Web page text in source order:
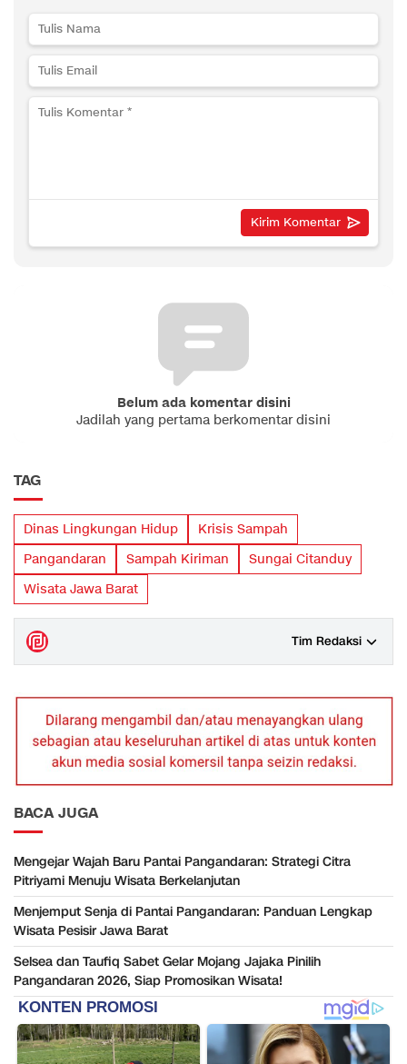
Belum ada komentar disini
Jadilah yang pertama berkomentar disini
TAG
Dinas Lingkungan Hidup
Krisis Sampah
Pangandaran
Sampah Kiriman
Sungai Citanduy
Wisata Jawa Barat
Tim Redaksi
BACA JUGA
Mengejar Wajah Baru Pantai Pangandaran: Strategi Citra
Pitriyami Menuju Wisata Berkelanjutan
Menjemput Senja di Pantai Pangandaran: Panduan Lengkap
Wisata Pesisir Jawa Barat
Selsea dan Taufiq Sabet Gelar Mojang Jajaka Pinilih
Pangandaran 2026, Siap Promosikan Wisata!